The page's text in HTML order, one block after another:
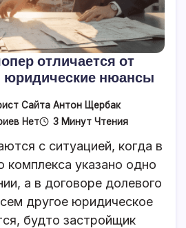
отличается от
юридические нюансы
Сайта Антон Щербак
К
Чем
Девелопер
Отличается
Застройщика:
Юридические
Нюансы
Нет 3 Минут Чтения
с ситуацией, когда в
комплекса указано одно
а в договоре долевого
другое юридическое
будто застройщик